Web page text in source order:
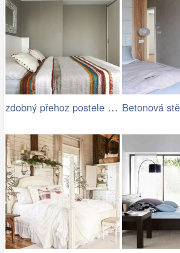
zdobný přehoz postele a zajímavý rám…